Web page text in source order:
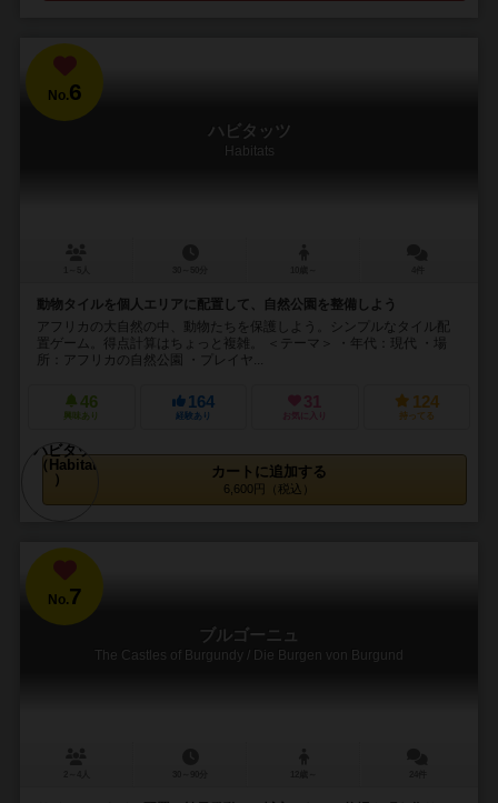
No.6
ハビタッツ
Habitats
動物タイルを個人エリアに配置して、自然公園を整備しよう
アフリカの大自然の中、動物たちを保護しよう。シンプルなタイル配
置ゲーム。得点計算はちょっと複雑。 ＜テーマ＞ ・年代：現代 ・場
所：アフリカの自然公園 ・プレイヤ...
46
興味あり
164
経験あり
31
お気に入り
124
持ってる
カートに追加する
6,600円（税込）
No.7
ブルゴーニュ
The Castles of Burgundy / Die Burgen von Burgund